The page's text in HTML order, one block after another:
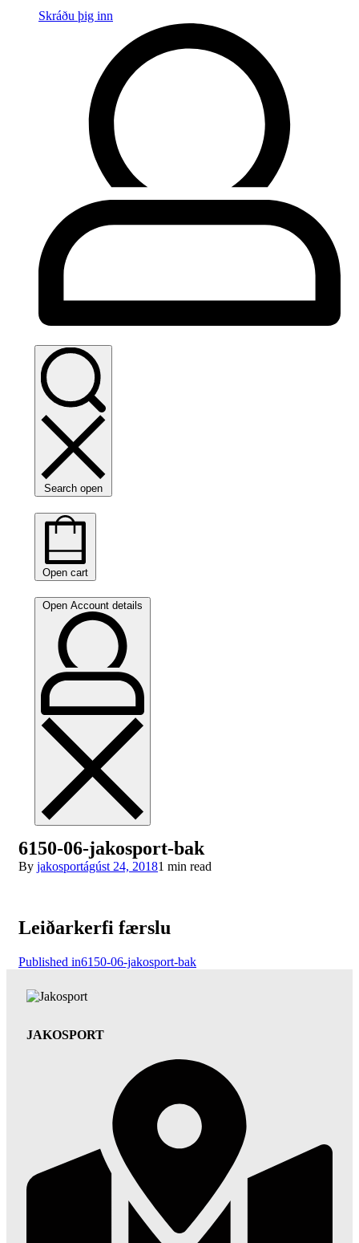
Skráðu þig inn
Search open
Open cart
Open Account details
6150-06-jakosport-bak
By jakosportágúst 24, 20181 min read
Leiðarkerfi færslu
Published in6150-06-jakosport-bak
JAKOSPORT